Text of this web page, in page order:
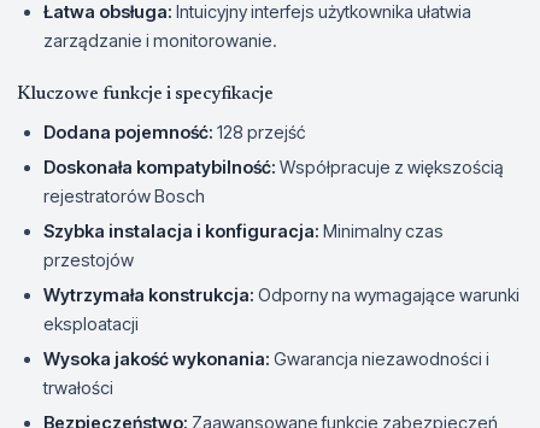
Łatwa obsługa: Intuicyjny interfejs użytkownika ułatwia
zarządzanie i monitorowanie.
Kluczowe funkcje i specyfikacje
Dodana pojemność: 128 przejść
Doskonała kompatybilność: Współpracuje z większością
rejestratorów Bosch
Szybka instalacja i konfiguracja: Minimalny czas
przestojów
Wytrzymała konstrukcja: Odporny na wymagające warunki
eksploatacji
Wysoka jakość wykonania: Gwarancja niezawodności i
trwałości
Bezpieczeństwo: Zaawansowane funkcje zabezpieczeń